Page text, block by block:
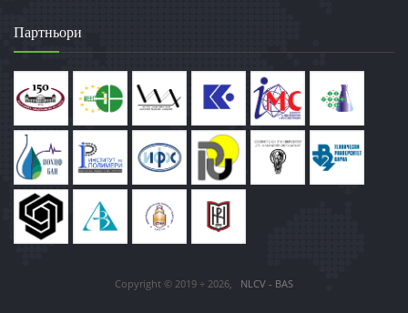
Партньори
Copyright © 2019 ÷ 2026, NLCV - BAS